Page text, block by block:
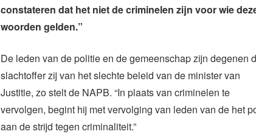
constateren dat het niet de criminelen zijn voor wie
woorden gelden.”
De leden van de politie en de gemeenschap zijn degenen
slachtoffer zij van het slechte beleid van de minister van
Justitie, zo stelt de NAPB. “In plaats van criminelen te
vervolgen, begint hij met vervolging van leden van de het
aan de strijd tegen criminaliteit.”